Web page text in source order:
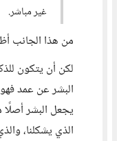
غير مباشر.
من هذا الجانب
لكن أن يتكون
البشر عن عمد
يجعل البشر أصلًا
الذي يشكلنا،